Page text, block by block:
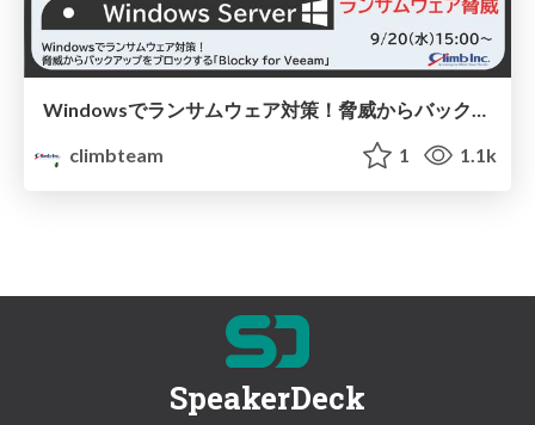
Windowsでランサムウェア対策！脅威からバックアップをブロックする「Blocky for Veeam」
climbteam
1 1.1k
SpeakerDeck